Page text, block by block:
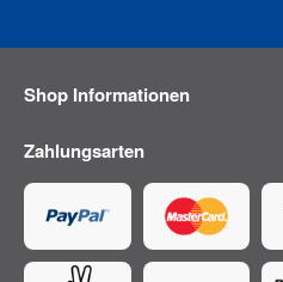
Shop Informationen
Zahlungsarten